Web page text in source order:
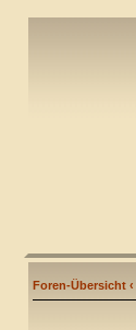
Foren-Übersicht ‹